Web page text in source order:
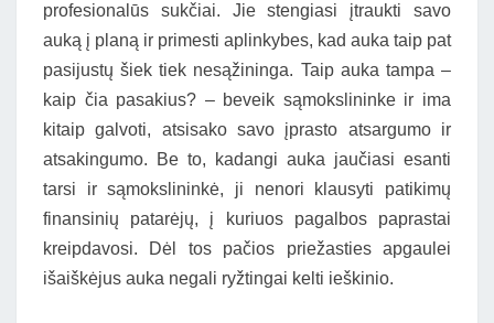
profesionalūs sukčiai. Jie stengiasi įtraukti savo
auką į planą ir primesti aplinkybes, kad auka taip pat
pasijustų šiek tiek nesąžininga. Taip auka tampa –
kaip čia pasakius? – beveik sąmokslininke ir ima
kitaip galvoti, atsisako savo įprasto atsargumo ir
atsakingumo. Be to, kadangi auka jaučiasi esanti
tarsi ir sąmokslininkė, ji nenori klausyti patikimų
finansinių patarėjų, į kuriuos pagalbos paprastai
kreipdavosi. Dėl tos pačios priežasties apgaulei
išaiškėjus auka negali ryžtingai kelti ieškinio.